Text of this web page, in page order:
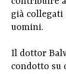
già
uomini.
Il dottor
condotto su